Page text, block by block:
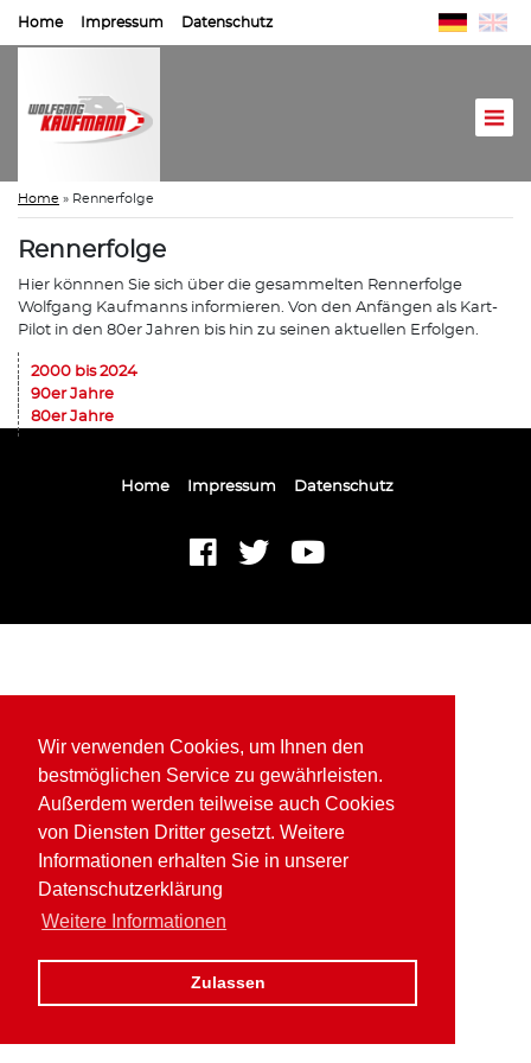
Wir verwenden Cookies, um Ihnen den
bestmöglichen Service zu gewährleisten.
Außerdem werden teilweise auch Cookies
von Diensten Dritter gesetzt. Weitere
Informationen erhalten Sie in unserer
Datenschutzerklärung
Weitere Informationen
Zulassen
Home Impressum Datenschutz
Home » Rennerfolge
Rennerfolge
Hier könnnen Sie sich über die gesammelten Rennerfolge
Wolfgang Kaufmanns informieren. Von den Anfängen als Kart-
Pilot in den 80er Jahren bis hin zu seinen aktuellen Erfolgen.
2000 bis 2024
90er Jahre
80er Jahre
Home Impressum Datenschutz